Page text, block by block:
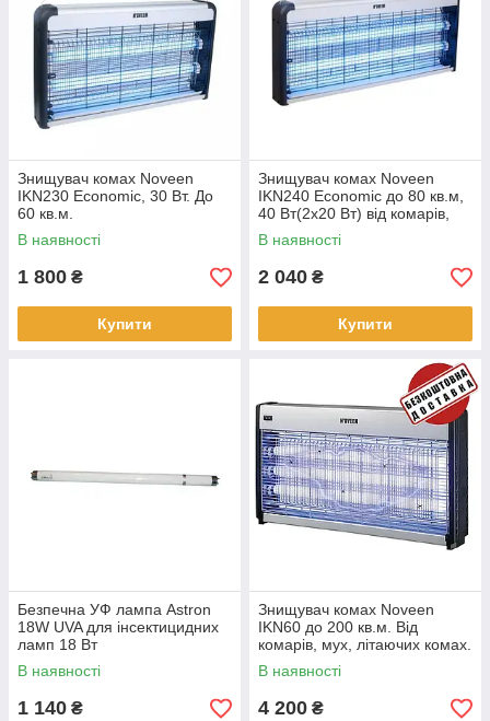
Знищувач комах Noveen
IKN230 Economic, 30 Вт. До
60 кв.м.
В наявності
1 800 ₴
Купити
Знищувач комах Noveen
IKN240 Economic до 80 кв.м,
40 Вт(2х20 Вт) від комарів,
мух, літаючих комах
В наявності
2 040 ₴
Купити
Безпечна УФ лампа Astron
18W UVA для інсектицидних
ламп 18 Вт
В наявності
1 140 ₴
Знищувач комах Noveen
IKN60 до 200 кв.м. Від
комарів, мух, літаючих комах.
В наявності
4 200 ₴